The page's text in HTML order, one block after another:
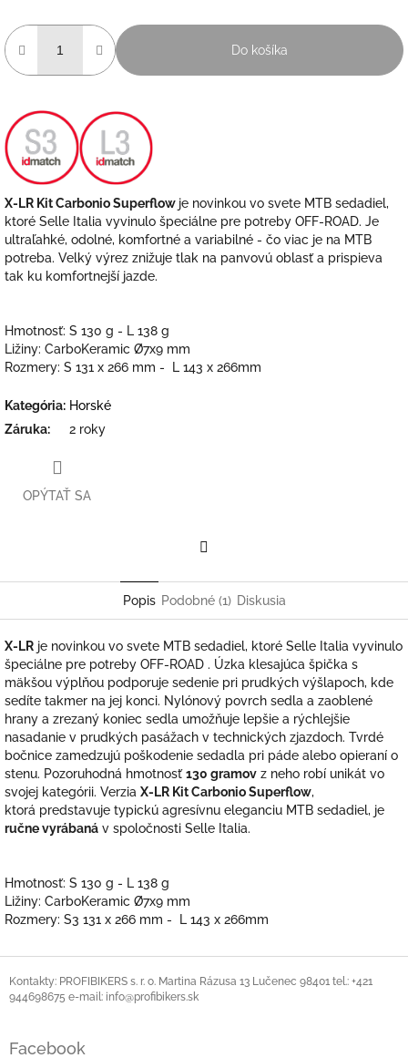
Do košíka
X-LR Kit Carbonio Superflow je novinkou vo svete MTB sedadiel,
ktoré Selle Italia vyvinulo špeciálne pre potreby OFF-ROAD. Je
ultraľahké, odolné, komfortné a variabilné - čo viac je na MTB
potreba. Velký výrez znižuje tlak na panvovú oblasť a prispieva
tak ku komfortnejší jazde.
Hmotnosť: S 130 g - L 138 g
Ližiny: CarboKeramic Ø7x9 mm
Rozmery: S 131 x 266 mm - L 143 x 266mm
Kategória: Horské
Záruka: 2 roky
OPÝTAŤ SA
Popis Podobné (1) Diskusia
X-LR je novinkou vo svete MTB sedadiel, ktoré Selle Italia vyvinulo
špeciálne pre potreby OFF-ROAD . Úzka klesajúca špička s
mäkšou výplňou podporuje sedenie pri prudkých výšlapoch, kde
sedíte takmer na jej konci. Nylónový povrch sedla a zaoblené
hrany a zrezaný koniec sedla umožňuje lepšie a rýchlejšie
nasadanie v prudkých pasážach v technických zjazdoch. Tvrdé
bočnice zamedzujú poškodenie sedadla pri páde alebo opieraní o
stenu. Pozoruhodná hmotnosť130 gramov z neho robí unikát vo
svojej kategórii. Verzia X-LR Kit Carbonio Superflow,
ktorá predstavuje typickú agresívnu eleganciu MTB sedadiel, je
ručne vyrábaná v spoločnosti Selle Italia.
Hmotnosť: S 130 g - L 138 g
Ližiny: CarboKeramic Ø7x9 mm
Rozmery: S3 131 x 266 mm - L 143 x 266mm
p
Kontakty: PROFIBIKERS s. r. o. Martina Rázusa 13 Lučenec 98401 tel.: +421
944698675 e-mail: info@profibikers.sk
Facebook